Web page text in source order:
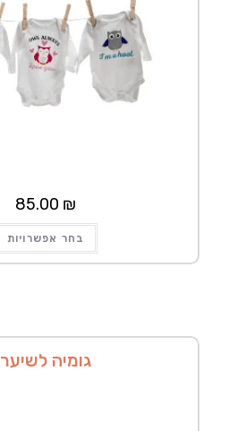
85.00 ₪
בחר אפשרויות
גומיה לשיער